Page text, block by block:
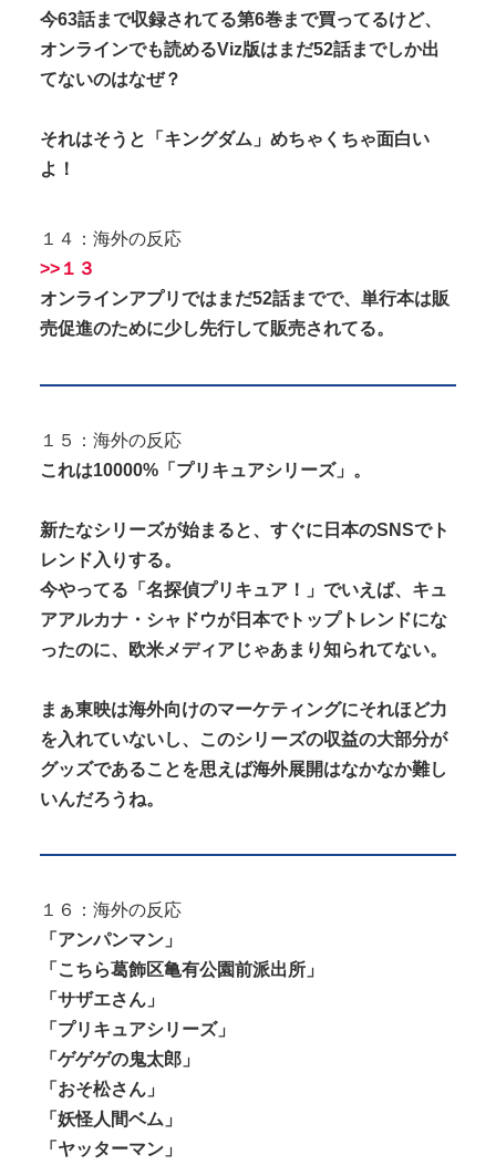
今63話まで収録されてる第6巻まで買ってるけど、
オンラインでも読めるViz版はまだ52話までしか出
てないのはなぜ？
それはそうと「キングダム」めちゃくちゃ面白い
よ！
１４：海外の反応
>>１３
オンラインアプリではまだ52話までで、単行本は販
売促進のために少し先行して販売されてる。
１５：海外の反応
これは10000%「プリキュアシリーズ」。
新たなシリーズが始まると、すぐに日本のSNSでト
レンド入りする。
今やってる「名探偵プリキュア！」でいえば、キュ
アアルカナ・シャドウが日本でトップトレンドにな
ったのに、欧米メディアじゃあまり知られてない。
まぁ東映は海外向けのマーケティングにそれほど力
を入れていないし、このシリーズの収益の大部分が
グッズであることを思えば海外展開はなかなか難し
いんだろうね。
１６：海外の反応
「アンパンマン」
「こちら葛飾区亀有公園前派出所」
「サザエさん」
「プリキュアシリーズ」
「ゲゲゲの鬼太郎」
「おそ松さん」
「妖怪人間ベム」
「ヤッターマン」